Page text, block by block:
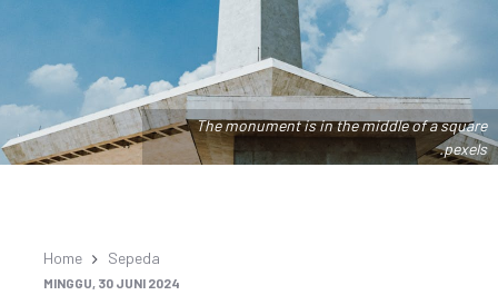
The monument is in the middle of a square
.pexels
Home Sepeda
MINGGU, 30 JUNI 2024